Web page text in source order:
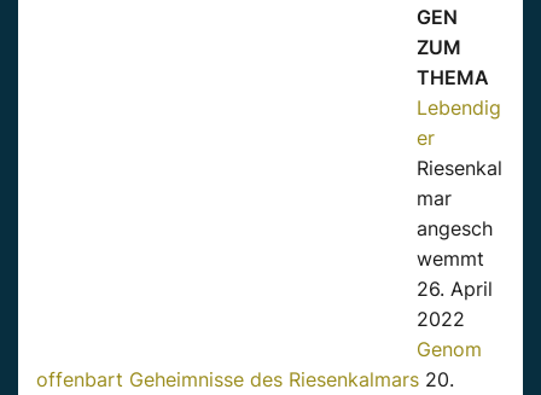
GEN
ZUM
THEMA
Lebendig
er
Riesenkal
mar
angesch
wemmt
26. April
2022
Genom
offenbart Geheimnisse des Riesenkalmars 20.